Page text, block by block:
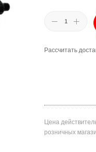
Рассчитать
Цена
розничных